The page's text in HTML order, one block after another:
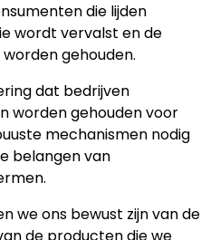
die lijden
wordt vervalst en de
gehouden.
dat bedrijven
worden gehouden voor
mechanismen nodig
belangen van
we ons bewust zijn van de